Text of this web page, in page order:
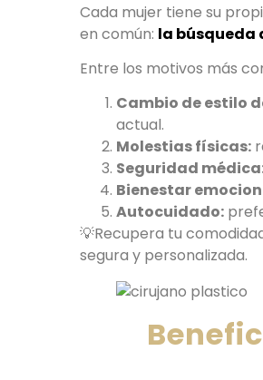
Cada mujer tiene su
en común: la búsqueda
Entre los motivos más
Cambio de estilo
actual.
Molestias físicas:
Seguridad
Bienestar
Autocuidado:
💡Recupera tu
segura y personalizada.